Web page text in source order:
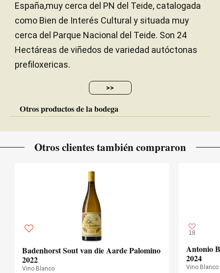
España,muy cerca del PN del Teide, catalogada
como Bien de Interés Cultural y situada muy
cerca del Parque Nacional del Teide. Son 24
Hectáreas de viñedos de variedad autóctonas
prefiloxericas.
>>
Otros productos de la bodega
Otros clientes también compraron
Badenhorst Sout van die Aarde Palomino
2022
Vino Blanco
18
Antonio
2024
Vino Blanco